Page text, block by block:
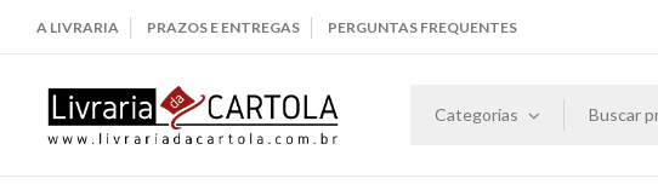
A LIVRARIA PRAZOS E ENTREGAS PERGUNTAS FREQUENTES
Categorias